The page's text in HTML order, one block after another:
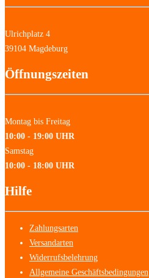
Ulrichplatz 4
39104 Magdeburg
Öffnungszeiten
Montag bis Freitag
10:00 - 19:00 UHR
Samstag
10:00 - 18:00 UHR
Hilfe
Zahlungsarten
Versandarten
Widerrufsbelehrung
Allgemeine Geschäftsbedingungen